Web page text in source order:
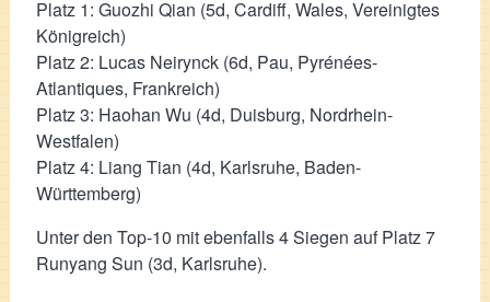
Platz 1: Guozhi Qian (5d, Cardiff, Wales, Vereinigtes
Königreich)
Platz 2: Lucas Neirynck (6d, Pau, Pyrénées-
Atlantiques, Frankreich)
Platz 3: Haohan Wu (4d, Duisburg, Nordrhein-
Westfalen)
Platz 4: Liang Tian (4d, Karlsruhe, Baden-
Württemberg)
Unter den Top-10 mit ebenfalls 4 Siegen auf Platz 7
Runyang Sun (3d, Karlsruhe).